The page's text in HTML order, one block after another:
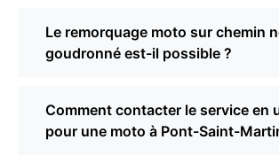
Le remorquage moto sur chemin
goudronné est-il possible ?
Comment contacter le service en
pour une moto à Pont-Saint-